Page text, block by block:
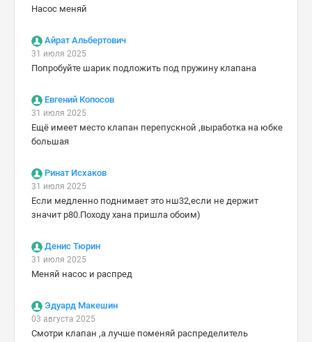
Насос меняй
Айрат Альбертович
31 июля 2025
Попробуйте шарик подложить под пружину клапана
Евгений Копосов
31 июля 2025
Ещё имеет место клапан перепускной ,выработка на юбке
большая
Ринат Исхаков
31 июля 2025
Если медленно поднимает это нш32,если не держит
значит р80.Походу хана пришла обоим)
Денис Тюрин
31 июля 2025
Меняй насос и распред
Эдуард Макешин
03 августа 2025
Смотри клапан ,а лучше поменяй распределитель